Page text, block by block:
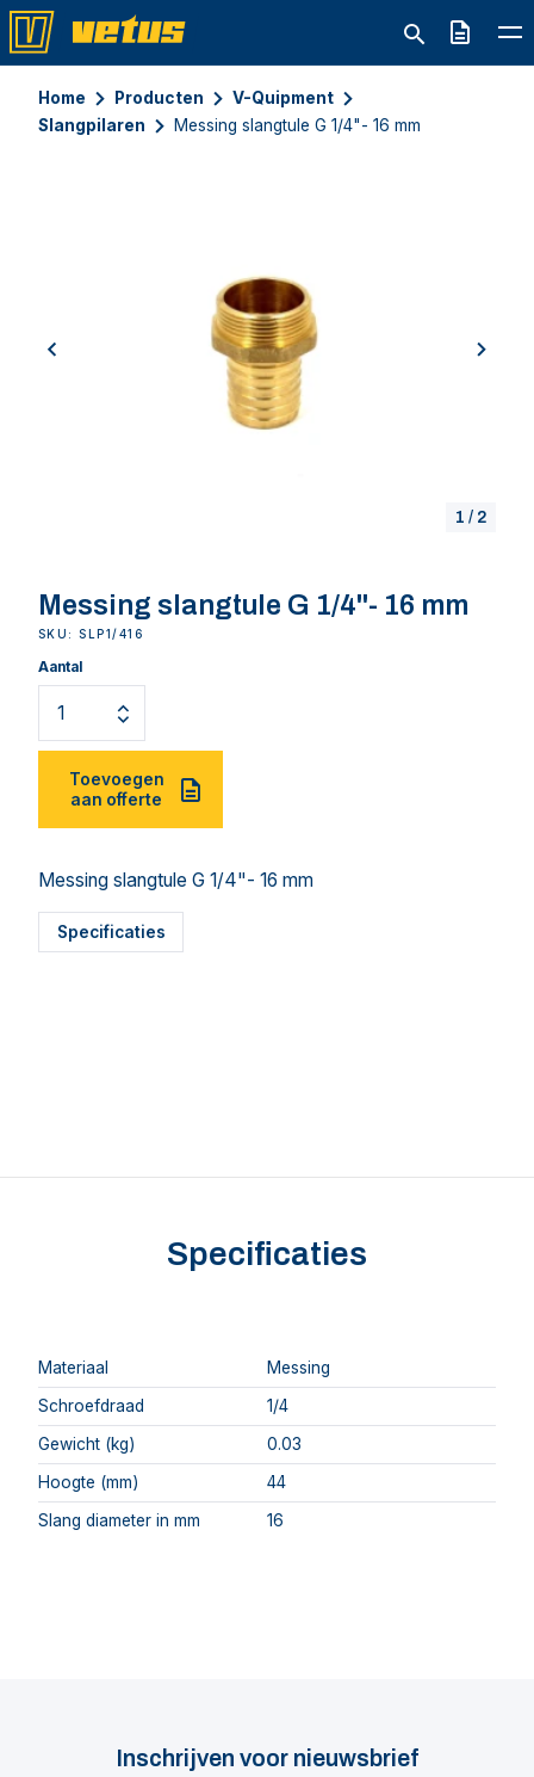
Offerte
Home Producten
V-Quipment
Slangpilaren
Messing slangtule G 1/4"- 16 mm
previous next
1 / 2
Messing slangtule G 1/4"- 16 mm
SKU: SLP1/416
Aantal
Toevoegen
aan offerte
Messing slangtule G 1/4"- 16 mm
Specificaties
Specificaties
Materiaal
Messing
Schroefdraad
1/4
Gewicht (kg)
0.03
Hoogte (mm)
44
Slang diameter in mm
16
Inschrijven voor nieuwsbrief